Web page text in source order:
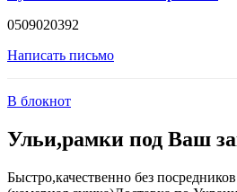
0509020392
Написать письмо
В блокнот
Ульи,рамки под Ваш
Быстро,качественно без